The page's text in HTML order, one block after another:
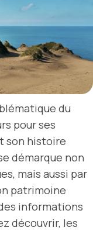
du
pour ses
son histoire
démarque non
mais aussi par
patrimoine
informations
découvrir, les